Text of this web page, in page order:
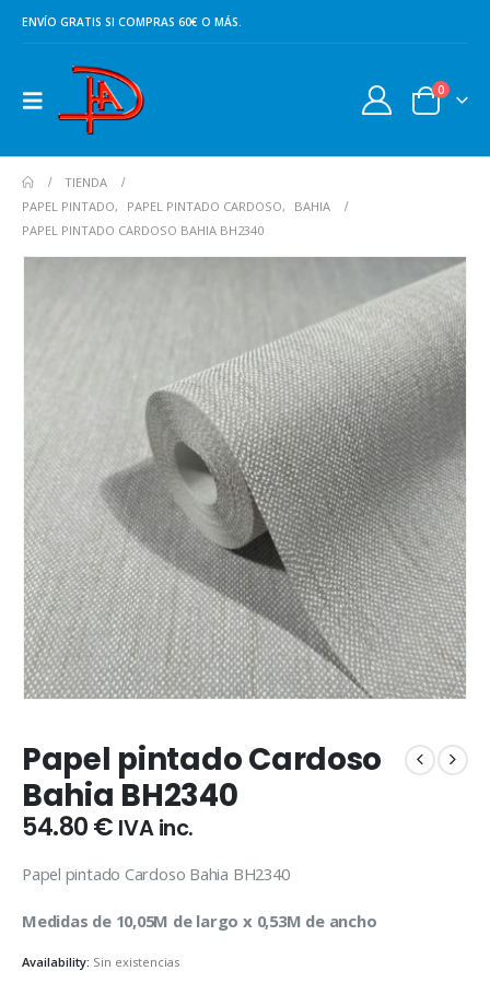
ENVÍO GRATIS SI COMPRAS 60€ O MÁS.
0
TIENDA
PAPEL PINTADO, PAPEL PINTADO CARDOSO,
BAHIA
PAPEL PINTADO CARDOSO BAHIA BH2340
Papel pintado Cardoso
Bahia BH2340
54.80€ IVA inc.
Papel pintado Cardoso Bahia BH2340
Medidas de 10,05M de largo x 0,53M de ancho
Availability: Sin existencias